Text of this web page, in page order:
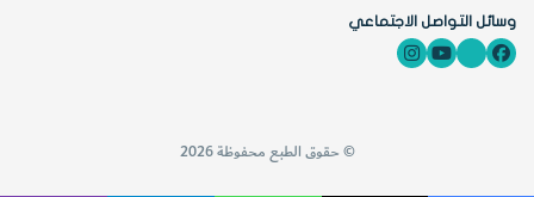
وسائل التواصل الاجتماعي
© حقوق الطبع محفوظة 2026